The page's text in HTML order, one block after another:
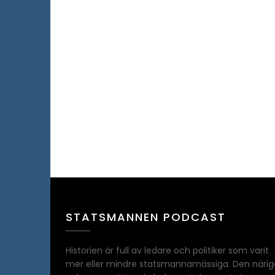
STATSMANNEN PODCAST
Historien är full av ledare och politiker som varit
mer eller mindre statsmannamässiga. Den